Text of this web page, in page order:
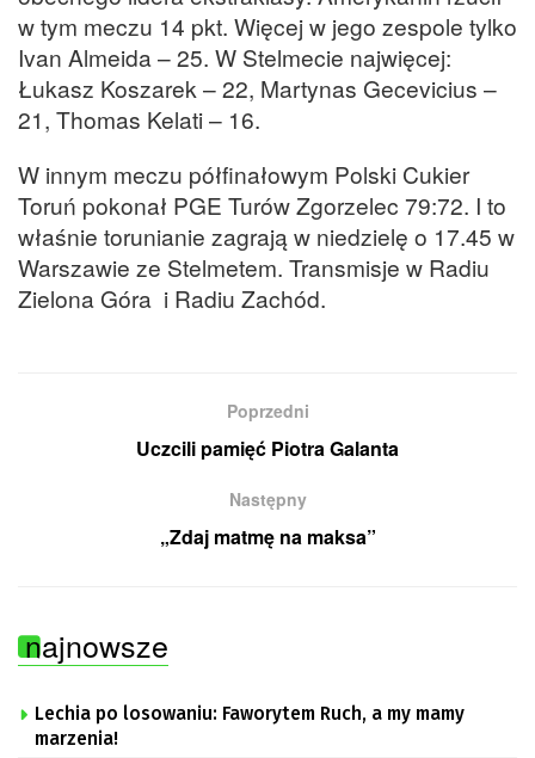
w tym meczu 14 pkt. Więcej w jego zespole tylko
Ivan Almeida – 25. W Stelmecie najwięcej:
Łukasz Koszarek – 22, Martynas Gecevicius –
21, Thomas Kelati – 16.
W innym meczu półfinałowym Polski Cukier
Toruń pokonał PGE Turów Zgorzelec 79:72. I to
właśnie torunianie zagrają w niedzielę o 17.45 w
Warszawie ze Stelmetem. Transmisje w Radiu
Zielona Góra i Radiu Zachód.
Poprzedni
Uczcili pamięć Piotra Galanta
Następny
„Zdaj matmę na maksa”
najnowsze
Lechia po losowaniu: Faworytem Ruch, a my mamy
marzenia!